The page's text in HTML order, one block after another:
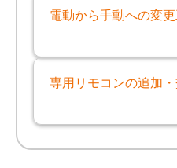
電動から手動への変
専用リモコンの追加・